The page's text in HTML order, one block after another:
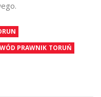
PRAWNIK TORUŃ